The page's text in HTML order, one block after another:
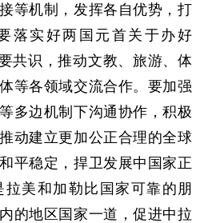
等机制，发挥各自优势，打
落实好两国元首关于办好
共识，推动文教、旅游、体
等各领域交流合作。要加强
多边机制下沟通协作，积极
动建立更加公正合理的全球
平稳定，捍卫发展中国家正
美和加勒比国家可靠的朋
的地区国家一道，促进中拉